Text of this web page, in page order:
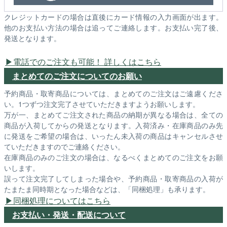
クレジットカードの場合は直後にカード情報の入力画面が出ます。
他のお支払い方法の場合は追ってご連絡します。お支払い完了後、
発送となります。
電話でのご注文も可能！ 詳しくはこちら
まとめてのご注文についてのお願い
予約商品・取寄商品については、まとめてのご注文はご遠慮くださ
い。1つずつ注文完了させていただきますようお願いします。
万が一、まとめてご注文された商品の納期が異なる場合は、全ての
商品が入荷してからの発送となります。入荷済み・在庫商品のみ先
に発送をご希望の場合は、いったん未入荷の商品はキャンセルさせ
ていただきますのでご連絡ください。
在庫商品のみのご注文の場合は、なるべくまとめてのご注文をお願
いします。
誤って注文完了してしまった場合や、予約商品・取寄商品の入荷が
たまたま同時期となった場合などは、「同梱処理」も承ります。
同梱処理についてはこちら
お支払い・発送・配送について